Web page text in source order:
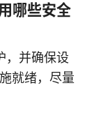
哪些安全
，并确保设
就绪，尽量